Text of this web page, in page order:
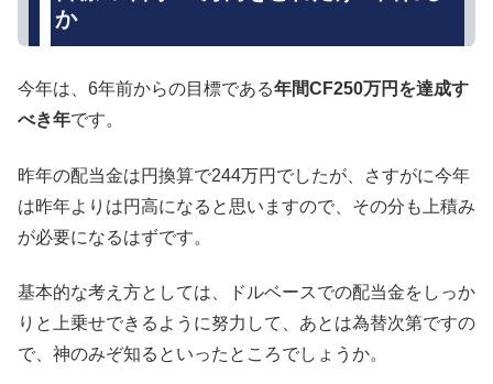
か
今年は、6年前からの目標である年間CF250万円を達成す
べき年です。
昨年の配当金は円換算で244万円でしたが、さすがに今年
は昨年よりは円高になると思いますので、その分も上積み
が必要になるはずです。
基本的な考え方としては、ドルベースでの配当金をしっか
りと上乗せできるように努力して、あとは為替次第ですの
で、神のみぞ知るといったところでしょうか。